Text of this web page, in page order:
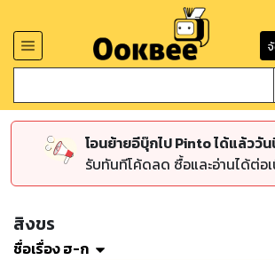
โอนย้ายอีบุ๊กไป Pinto ได้แล้ววั
รับทันทีโค้ดลด ซื้อและอ่านได้ต่อ
สิงขร
ชื่อเรื่อง ฮ-ก